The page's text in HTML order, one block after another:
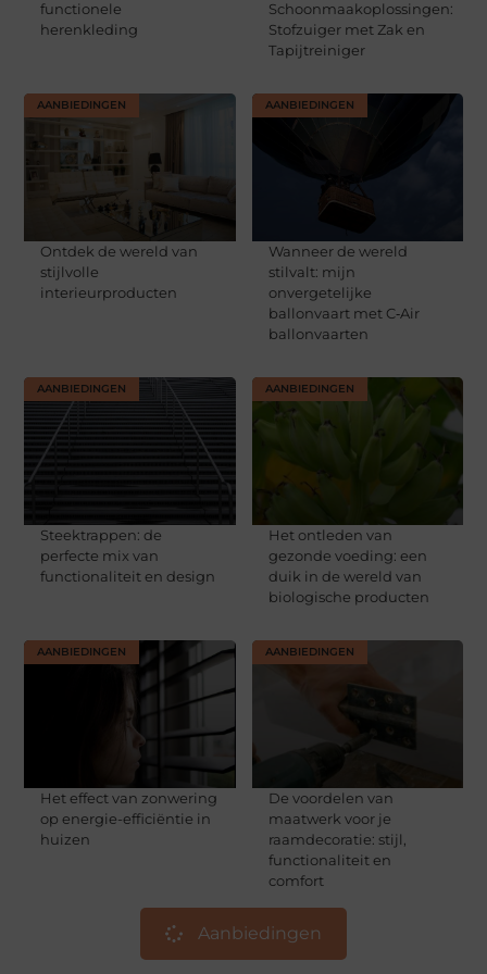
functionele
herenkleding
Schoonmaakoplossingen:
Stofzuiger met Zak en
Tapijtreiniger
AANBIEDINGEN
Ontdek de wereld van
stijlvolle
interieurproducten
AANBIEDINGEN
Wanneer de wereld
stilvalt: mijn
onvergetelijke
ballonvaart met C‑Air
ballonvaarten
AANBIEDINGEN
Steektrappen: de
perfecte mix van
functionaliteit en design
AANBIEDINGEN
Het ontleden van
gezonde voeding: een
duik in de wereld van
biologische producten
AANBIEDINGEN
Het effect van zonwering
op energie-efficiëntie in
huizen
AANBIEDINGEN
De voordelen van
maatwerk voor je
raamdecoratie: stijl,
functionaliteit en
comfort
Aanbiedingen